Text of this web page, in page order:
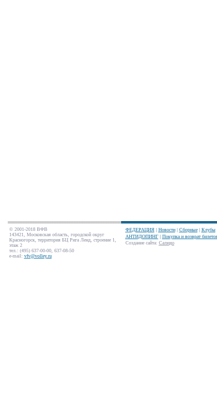
© 2001-2018 ВФВ
143421, Московская область, городской округ
Красногорск, территория БЦ Рига Ленд, строение 1,
этаж 2
тел.: (495) 637-00-00, 637-08-50
e-mail: vfv@volley.ru
ФЕДЕРАЦИЯ| Новости| Сборные| Клубы
АНТИДОПИНГ| Покупка и возврат
Создание сайта: Салюдо